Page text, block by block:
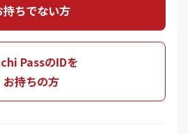
持ちでない方
PassのIDを
お持ちの方